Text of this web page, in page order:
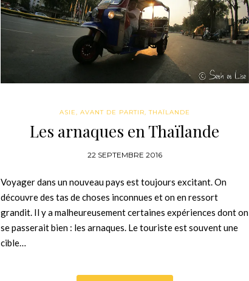
ASIE, AVANT DE PARTIR,THAÏLANDE
Les arnaques en Thaïlande
22 SEPTEMBRE 2016
Voyager dans un nouveau pays est toujours excitant. On
découvre des tas de choses inconnues et on en ressort
grandit. Il y a malheureusement certaines expériences dont on
se passerait bien : les arnaques. Le touriste est souvent une
cible…